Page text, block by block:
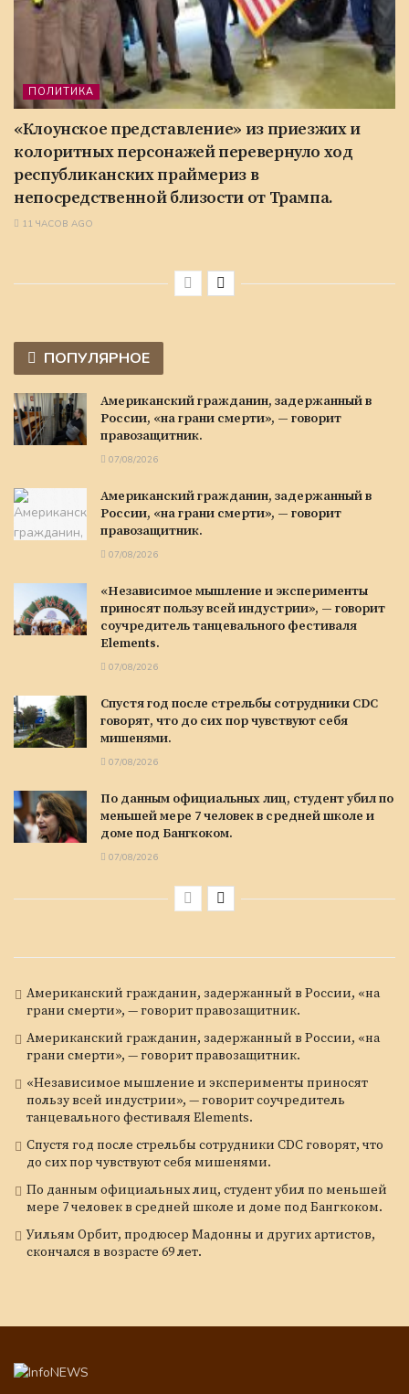
ПОЛИТИКА
«Клоунское представление» из приезжих и
колоритных персонажей перевернуло ход
республиканских праймериз в
непосредственной близости от Трампа.
11 ЧАСОВ AGO
ПОПУЛЯРНОЕ
Американский гражданин, задержанный в
России, «на грани смерти», — говорит
правозащитник.
07/08/2026
Американский гражданин, задержанный в
России, «на грани смерти», — говорит
правозащитник.
07/08/2026
«Независимое мышление и эксперименты
приносят пользу всей индустрии», — говорит
соучредитель танцевального фестиваля
Elements.
07/08/2026
Спустя год после стрельбы сотрудники CDC
говорят, что до сих пор чувствуют себя
мишенями.
07/08/2026
По данным официальных лиц, студент убил по
меньшей мере 7 человек в средней школе и
доме под Бангкоком.
07/08/2026
Американский гражданин, задержанный в России, «на
грани смерти», — говорит правозащитник.
Американский гражданин, задержанный в России, «на
грани смерти», — говорит правозащитник.
«Независимое мышление и эксперименты приносят
пользу всей индустрии», — говорит соучредитель
танцевального фестиваля Elements.
Спустя год после стрельбы сотрудники CDC говорят, что
до сих пор чувствуют себя мишенями.
По данным официальных лиц, студент убил по меньшей
мере 7 человек в средней школе и доме под Бангкоком.
Уильям Орбит, продюсер Мадонны и других артистов,
скончался в возрасте 69 лет.